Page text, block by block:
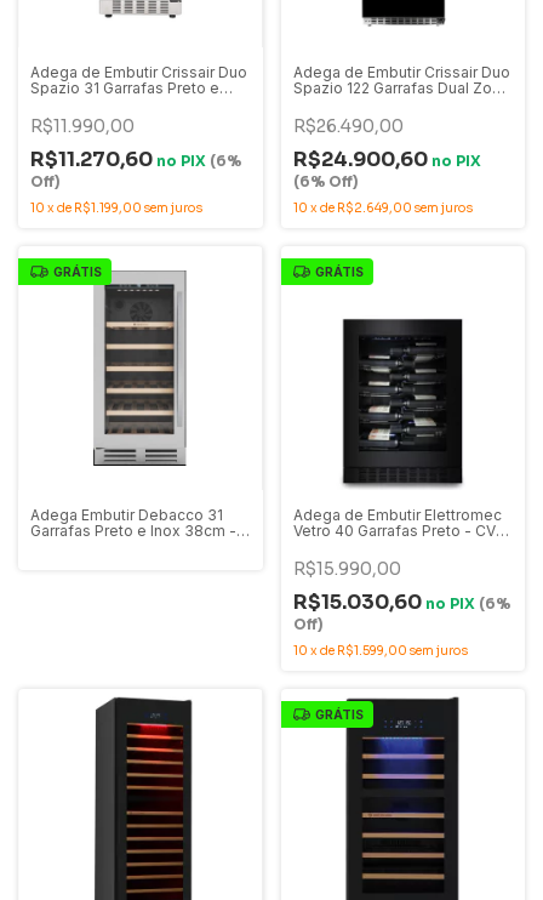
Adega de Embutir Crissair Duo
Spazio 31 Garrafas Preto e
31DI
R$11.990,00
R$11.270,60 no PIX (6%
Off)
10 x de R$1.199,00 sem juros
Adega de Embutir Crissair Duo
Spazio 122 Garrafas Dual Zone
R$26.490,00
R$24.900,60 no PIX
(6% Off)
10 x de R$2.649,00 sem juros
GRÁTIS
Adega Embutir Debacco 31
Garrafas Preto e Inox 38cm -
GRÁTIS
Adega de Embutir Elettromec
Vetro 40 Garrafas Preto - CV-
R$15.990,00
R$15.030,60 no PIX (6%
Off)
10 xde R$1.599,00 sem juros
GRÁTIS